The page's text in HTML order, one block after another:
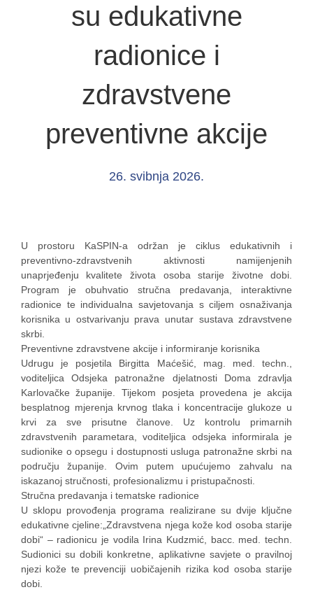
su edukativne
radionice i
zdravstvene
preventivne akcije
26. svibnja 2026.
U prostoru KaSPIN-a održan je ciklus edukativnih i
preventivno-zdravstvenih aktivnosti namijenjenih
unaprjeđenju kvalitete života osoba starije životne dobi.
Program je obuhvatio stručna predavanja, interaktivne
radionice te individualna savjetovanja s ciljem osnaživanja
korisnika u ostvarivanju prava unutar sustava zdravstvene
skrbi.
Preventivne zdravstvene akcije i informiranje korisnika
Udrugu je posjetila Birgitta Maćešić, mag. med. techn.,
voditeljica Odsjeka patronažne djelatnosti Doma zdravlja
Karlovačke županije. Tijekom posjeta provedena je akcija
besplatnog mjerenja krvnog tlaka i koncentracije glukoze u
krvi za sve prisutne članove. Uz kontrolu primarnih
zdravstvenih parametara, voditeljica odsjeka informirala je
sudionike o opsegu i dostupnosti usluga patronažne skrbi na
području županije. Ovim putem upućujemo zahvalu na
iskazanoj stručnosti, profesionalizmu i pristupačnosti.
Stručna predavanja i tematske radionice
U sklopu provođenja programa realizirane su dvije ključne
edukativne cjeline:„Zdravstvena njega kože kod osoba starije
dobi“ – radionicu je vodila Irina Kudzmić, bacc. med. techn.
Sudionici su dobili konkretne, aplikativne savjete o pravilnoj
njezi kože te prevenciji uobičajenih rizika kod osoba starije
dobi.